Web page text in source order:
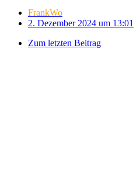
FrankWo
2. Dezember 2024 um 13:01
Zum letzten Beitrag